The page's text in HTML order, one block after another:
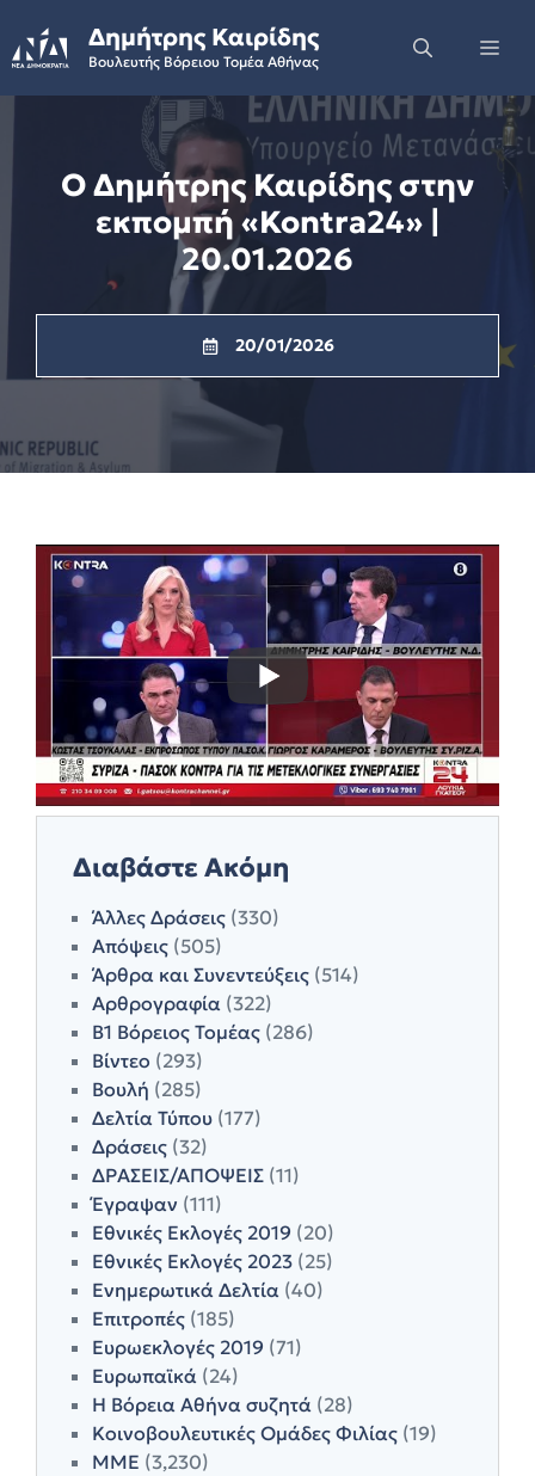
to
content
Δημήτρης Καιρίδης
Βουλευτής Βόρειου Τομέα Αθήνας
Ο Δημήτρης Καιρίδης στην
εκπομπή «Kontra24» |
20.01.2026
20/01/2026
Διαβάστε Ακόμη
Άλλες Δράσεις (330)
Απόψεις (505)
Άρθρα και Συνεντεύξεις (514)
Αρθρογραφία (322)
Β1 Βόρειος Τομέας (286)
Βίντεο (293)
Βουλή (285)
Δελτία Τύπου (177)
Δράσεις (32)
ΔΡΑΣΕΙΣ/ΑΠΟΨΕΙΣ (11)
Έγραψαν (111)
Εθνικές Εκλογές 2019 (20)
Εθνικές Εκλογές 2023 (25)
Ενημερωτικά Δελτία (40)
Επιτροπές (185)
Ευρωεκλογές 2019 (71)
Ευρωπαϊκά (24)
Η Βόρεια Αθήνα συζητά (28)
Κοινοβουλευτικές Ομάδες Φιλίας (19)
ΜΜΕ (3,230)